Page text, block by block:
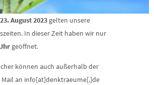
August 2023 gelten unsere
In dieser Zeit haben wir nur
geöffnet.
können auch außerhalb der
an info[at]denktraeume[.]de